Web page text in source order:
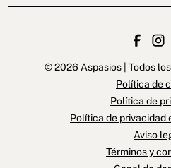
© 2026 Aspasios | Todos
Política de
Política de
Política de privacidad
Aviso
Términos y